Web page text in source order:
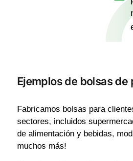
Ejemplos de bolsas de
Fabricamos bolsas para
sectores, incluidos
de alimentación y bebidas,
muchos más!